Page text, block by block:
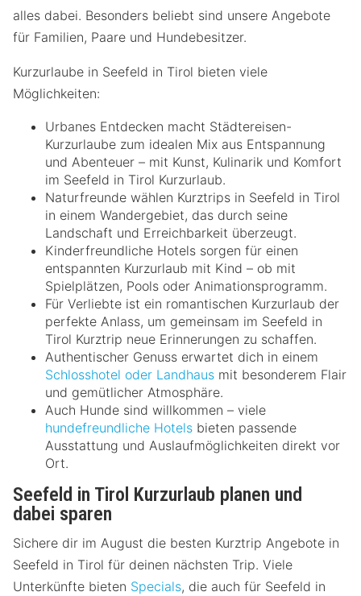
alles dabei. Besonders beliebt sind unsere Angebote
für Familien, Paare und Hundebesitzer.
Kurzurlaube in Seefeld in Tirol bieten viele
Möglichkeiten:
Urbanes Entdecken macht Städtereisen-
Kurzurlaube zum idealen Mix aus Entspannung
und Abenteuer – mit Kunst, Kulinarik und Komfort
im Seefeld in Tirol Kurzurlaub.
Naturfreunde wählen Kurztrips in Seefeld in Tirol
in einem Wandergebiet, das durch seine
Landschaft und Erreichbarkeit überzeugt.
Kinderfreundliche Hotels sorgen für einen
entspannten Kurzurlaub mit Kind – ob mit
Spielplätzen, Pools oder Animationsprogramm.
Für Verliebte ist ein romantischen Kurzurlaub der
perfekte Anlass, um gemeinsam im Seefeld in
Tirol Kurztrip neue Erinnerungen zu schaffen.
Authentischer Genuss erwartet dich in einem
Schlosshotel oder Landhaus mit besonderem Flair
und gemütlicher Atmosphäre.
Auch Hunde sind willkommen – viele
hundefreundliche Hotels bieten passende
Ausstattung und Auslaufmöglichkeiten direkt vor
Ort.
Seefeld in Tirol Kurzurlaub planen und
dabei sparen
Sichere dir im August die besten Kurztrip Angebote in
Seefeld in Tirol für deinen nächsten Trip. Viele
Unterkünfte bieten Specials, die auch für Seefeld in